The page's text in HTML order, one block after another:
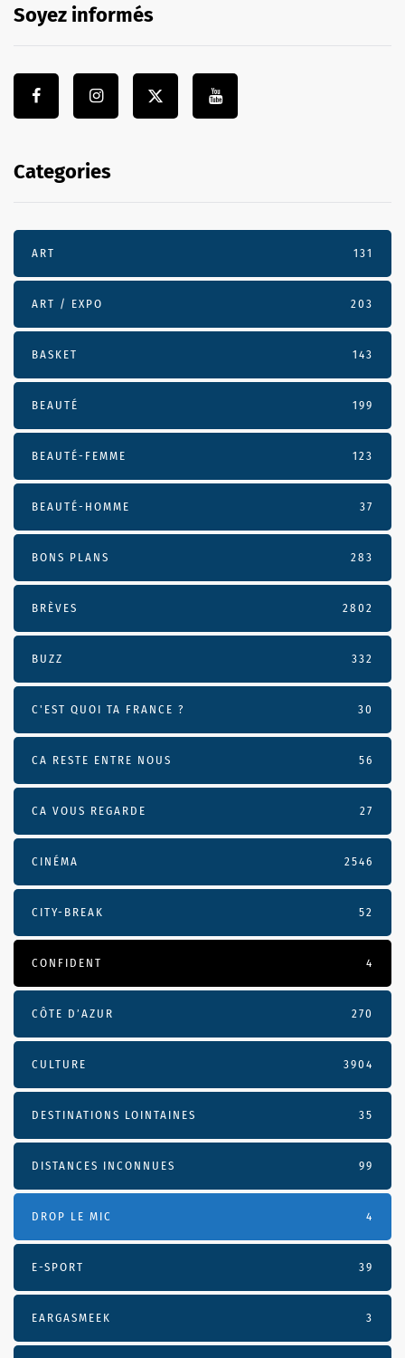
Soyez informés
Categories
ART 131
ART / EXPO 203
BASKET 143
BEAUTÉ 199
BEAUTÉ-FEMME 123
BEAUTÉ-HOMME 37
BONS PLANS 283
BRÈVES 2802
BUZZ 332
C'EST QUOI TA FRANCE ? 30
CA RESTE ENTRE NOUS 56
CA VOUS REGARDE 27
CINÉMA 2546
CITY-BREAK 52
CONFIDENT 4
CÔTE D’AZUR 270
CULTURE 3904
DESTINATIONS LOINTAINES 35
DISTANCES INCONNUES 99
DROP LE MIC 4
E-SPORT 39
EARGASMEEK 3